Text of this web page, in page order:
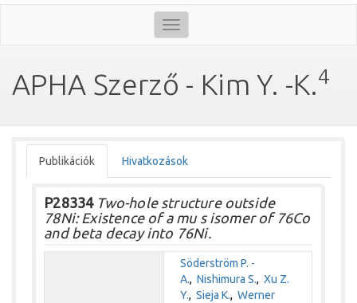
Toggle
navigation
APHA Szerző - Kim Y. -K.4
Publikációk Hivatkozások
P28334Two-hole structure outside
78Ni: Existence of a mu s isomer of 76Co
and beta decay into 76Ni.
Söderström P. -
A.,Nishimura S.,Xu Z.
Y.,Sieja K.,Werner